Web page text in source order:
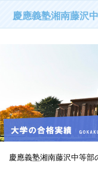
慶應義塾湘南藤沢
慶應義塾湘南藤沢中等